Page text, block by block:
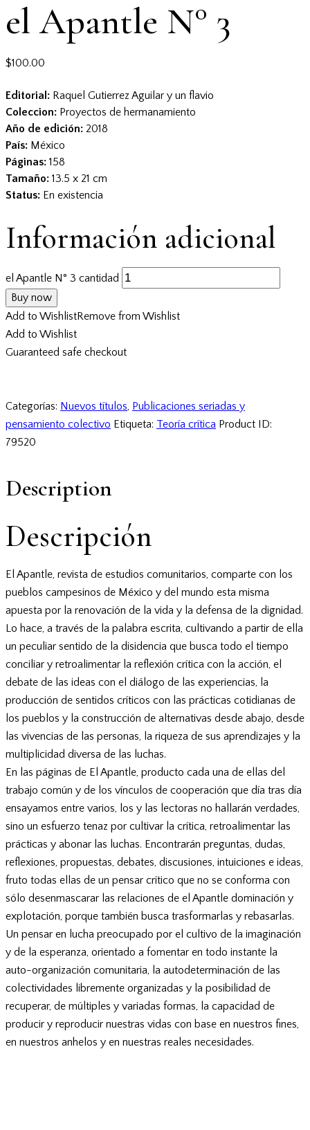
el Apantle N° 3
$100.00
Editorial: Raquel Gutierrez Aguilar y un flavio
Coleccion: Proyectos de hermanamiento
Año de edición: 2018
País: México
Páginas: 158
Tamaño: 13.5 x 21 cm
Status: En existencia
Información adicional
el Apantle N° 3 cantidad
Buy now
Add to WishlistRemove from Wishlist
Add to Wishlist
Guaranteed safe checkout
Categorías: Nuevos títulos, Publicaciones seriadas y
pensamiento colectivo Etiqueta: Teoría crítica Product ID:
79520
Description
Descripción
El Apantle, revista de estudios comunitarios, comparte con los
pueblos campesinos de México y del mundo esta misma
apuesta por la renovación de la vida y la defensa de la dignidad.
Lo hace, a través de la palabra escrita, cultivando a partir de ella
un peculiar sentido de la disidencia que busca todo el tiempo
conciliar y retroalimentar la reflexión crítica con la acción, el
debate de las ideas con el diálogo de las experiencias, la
producción de sentidos críticos con las prácticas cotidianas de
los pueblos y la construcción de alternativas desde abajo, desde
las vivencias de las personas, la riqueza de sus aprendizajes y la
multiplicidad diversa de las luchas.
En las páginas de El Apantle, producto cada una de ellas del
trabajo común y de los vínculos de cooperación que día tras día
ensayamos entre varios, los y las lectoras no hallarán verdades,
sino un esfuerzo tenaz por cultivar la crítica, retroalimentar las
prácticas y abonar las luchas. Encontrarán preguntas, dudas,
reflexiones, propuestas, debates, discusiones, intuiciones e ideas,
fruto todas ellas de un pensar crítico que no se conforma con
sólo desenmascarar las relaciones de el Apantle dominación y
explotación, porque también busca trasformarlas y rebasarlas.
Un pensar en lucha preocupado por el cultivo de la imaginación
y de la esperanza, orientado a fomentar en todo instante la
auto-organización comunitaria, la autodeterminación de las
colectividades libremente organizadas y la posibilidad de
recuperar, de múltiples y variadas formas, la capacidad de
producir y reproducir nuestras vidas con base en nuestros fines,
en nuestros anhelos y en nuestras reales necesidades.